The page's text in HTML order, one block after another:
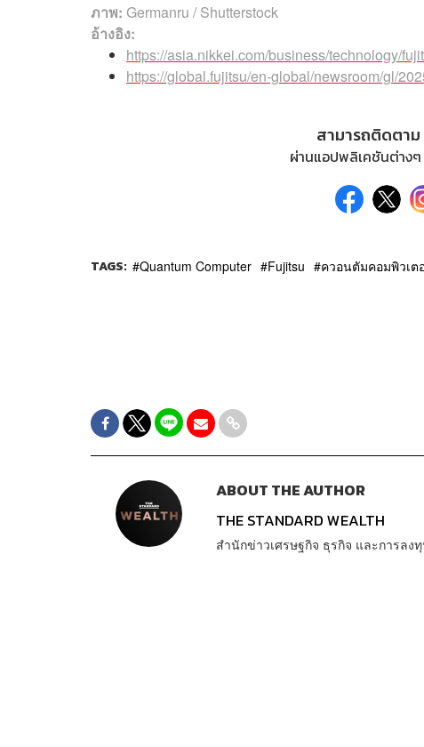
ภาพ: Germanru / Shutterstock
อ้างอิง:
https://asia.nikkei.com/business/technology/
https://global.fujitsu/en-global/newsroom/gl/
สามารถติดตาม
ผ่านแอปพลิเคชันต่าง
TAGS: Quantum Computer Fujitsu ควอนตัมคอมพิวเต
ABOUT THE AUTHOR
THE STANDARD WEALTH
สำนักข่าวเศรษฐกิจ ธุรกิจ และการลง